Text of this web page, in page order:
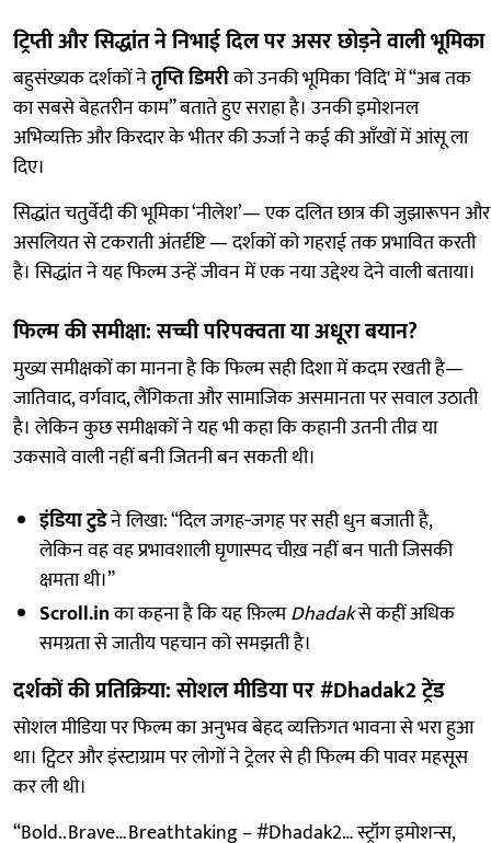
ट्रिप्ती और सिद्धांत ने निभाई दिल पर असर छोड़ने वाली भूमिका
बहुसंख्यक दर्शकों नेतृप्ति डिमरीको उनकी भूमिका 'विदि' में “अब तक
का सबसे बेहतरीन काम” बताते हुए सराहा है। उनकी इमोशनल
अभिव्यक्ति और किरदार के भीतर की ऊर्जा ने कई की आँखों में आंसू ला
दिए।
सिद्धांत चतुर्वेदी की भूमिका ‘नीलेश’— एक दलित छात्र की जुझारूपन और
असलियत से टकराती अंतर्दृष्टि — दर्शकों को गहराई तक प्रभावित करती
है। सिद्धांत ने यह फिल्म उन्हें जीवन में एक नया उद्देश्य देने वाली बताया।
फिल्म की समीक्षा: सच्ची परिपक्वता या अधूरा बयान?
मुख्य समीक्षकों का मानना है कि फिल्म सही दिशा में कदम रखती है—
जातिवाद, वर्गवाद, लैंगिकता और सामाजिक असमानता पर सवाल उठाती
है। लेकिन कुछ समीक्षकों ने यह भी कहा कि कहानी उतनी तीव्र या
उकसावे वाली नहीं बनी जितनी बन सकती थी।
इंडिया टुडेने लिखा: “दिल जगह‑जगह पर सही धुन बजाती है,
लेकिन वह वह प्रभावशाली घृणास्पद चीख़ नहीं बन पाती जिसकी
क्षमता थी।”
Scroll.inका कहना है कि यह फ़िल्मDhadakसे कहीं अधिक
समग्रता से जातीय पहचान को समझती है।
दर्शकों की प्रतिक्रिया: सोशल मीडिया पर #Dhadak2 ट्रेंड
सोशल मीडिया पर फिल्म का अनुभव बेहद व्यक्तिगत भावना से भरा हुआ
था। ट्विटर और इंस्टाग्राम पर लोगों ने ट्रेलर से ही फिल्म की पावर महसूस
कर ली थी।
“Bold.. Brave… Breathtaking – #Dhadak2… स्ट्रॉंग इमोशन्स,